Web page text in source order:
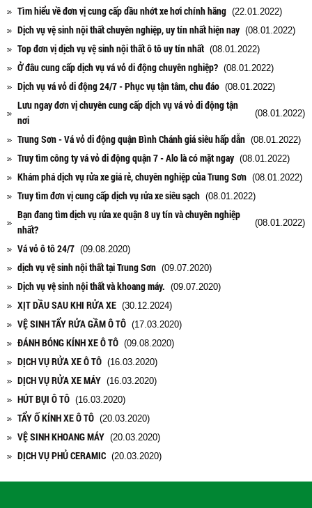
Tìm hiểu về đơn vị cung cấp dầu nhớt xe hơi chính hãng (22.01.2022)
Dịch vụ vệ sinh nội thất chuyên nghiệp, uy tín nhất hiện nay (08.01.2022)
Top đơn vị dịch vụ vệ sinh nội thất ô tô uy tín nhất (08.01.2022)
Ở đâu cung cấp dịch vụ vá vỏ di động chuyên nghiệp? (08.01.2022)
Dịch vụ vá vỏ di động 24/7 - Phục vụ tận tâm, chu đáo (08.01.2022)
Lưu ngay đơn vị chuyên cung cấp dịch vụ vá vỏ di động tận
nơi
(08.01.2022)
Trung Sơn - Vá vỏ di động quận Bình Chánh giá siêu hấp dẫn (08.01.2022)
Truy tìm công ty vá vỏ di động quận 7 - Alo là có mặt ngay (08.01.2022)
Khám phá dịch vụ rửa xe giá rẻ, chuyên nghiệp của Trung Sơn (08.01.2022)
Truy tìm đơn vị cung cấp dịch vụ rửa xe siêu sạch (08.01.2022)
Bạn đang tìm dịch vụ rửa xe quận 8 uy tín và chuyên nghiệp
nhất?
(08.01.2022)
Vá vỏ ô tô 24/7 (09.08.2020)
dịch vụ vệ sinh nội thất tại Trung Sơn (09.07.2020)
Dịch vụ vệ sinh nội thất và khoang máy. (09.07.2020)
XỊT DẦU SAU KHI RỬA XE (30.12.2024)
VỆ SINH TẨY RỬA GẦM Ô TÔ (17.03.2020)
ĐÁNH BÓNG KÍNH XE Ô TÔ (09.08.2020)
DỊCH VỤ RỬA XE Ô TÔ (16.03.2020)
DỊCH VỤ RỬA XE MÁY (16.03.2020)
HÚT BỤI Ô TÔ (16.03.2020)
TẨY Ố KÍNH XE Ô TÔ (20.03.2020)
VỆ SINH KHOANG MÁY (20.03.2020)
DỊCH VỤ PHỦ CERAMIC (20.03.2020)